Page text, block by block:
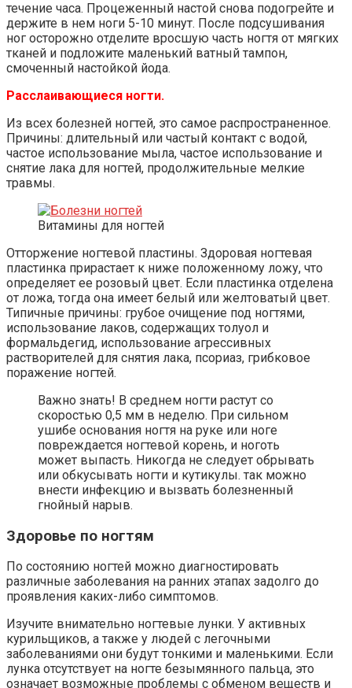
течение часа. Процеженный настой снова подогрейте и
держите в нем ноги 5-10 минут. После подсушивания
ног осторожно отделите вросшую часть ногтя от мягких
тканей и подложите маленький ватный тампон,
смоченный настойкой йода.
Расслаивающиеся ногти.
Из всех болезней ногтей, это самое распространенное.
Причины: длительный или частый контакт с водой,
частое использование мыла, частое использование и
снятие лака для ногтей, продолжительные мелкие
травмы.
Витамины для ногтей
Отторжение ногтевой пластины. Здоровая ногтевая
пластинка прирастает к ниже положенному ложу, что
определяет ее розовый цвет. Если пластинка отделена
от ложа, тогда она имеет белый или желтоватый цвет.
Типичные причины: грубое очищение под ногтями,
использование лаков, содержащих толуол и
формальдегид, использование агрессивных
растворителей для снятия лака, псориаз, грибковое
поражение ногтей.
Важно знать! В среднем ногти растут со
скоростью 0,5 мм в неделю. При сильном
ушибе основания ногтя на руке или ноге
повреждается ногтевой корень, и ноготь
может выпасть. Никогда не следует обрывать
или обкусывать ногти и кутикулы. так можно
внести инфекцию и вызвать болезненный
гнойный нарыв.
Здоровье по ногтям
По состоянию ногтей можно диагностировать
различные заболевания на ранних этапах задолго до
проявления каких-либо симптомов.
Изучите внимательно ногтевые лунки. У активных
курильщиков, а также у людей с легочными
заболеваниями они будут тонкими и маленькими. Если
лунка отсутствует на ногте безымянного пальца, это
означает возможные проблемы с обменом веществ и